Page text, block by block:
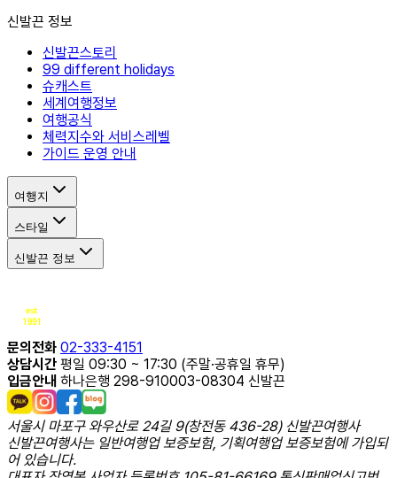
신발끈 정보
신발끈스토리
99 different holidays
슈캐스트
세계여행정보
여행공식
체력지수와 서비스레벨
가이드 운영 안내
여행지
스타일
신발끈 정보
문의전화 02-333-4151
상담시간 평일 09:30 ~ 17:30 (주말·공휴일 휴무)
입금안내 하나은행 298-910003-08304 신발끈
서울시 마포구 와우산로 24길 9(창전동 436-28) 신발끈여행사
신발끈여행사는 일반여행업 보증보험, 기획여행업 보증보험에 가입되
어 있습니다.